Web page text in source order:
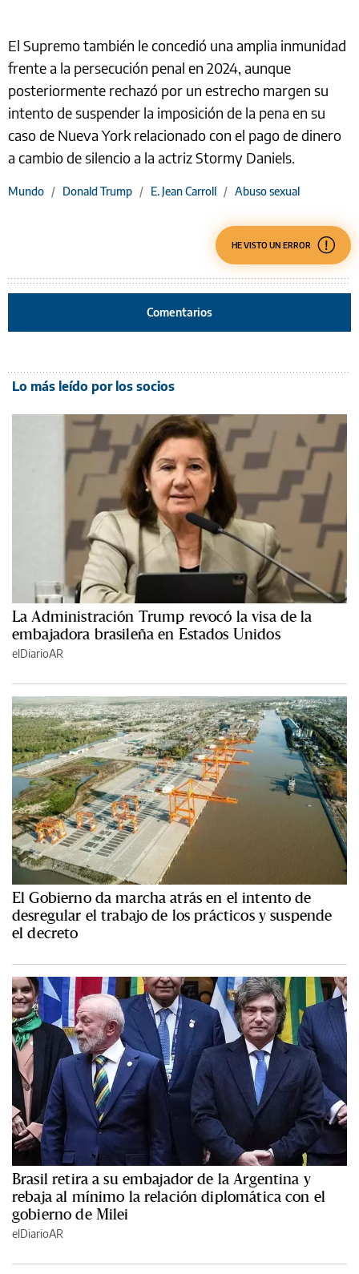
El Supremo también le concedió una amplia inmunidad
frente a la persecución penal en 2024, aunque
posteriormente rechazó por un estrecho margen su
intento de suspender la imposición de la pena en su
caso de Nueva York relacionado con el pago de dinero
a cambio de silencio a la actriz Stormy Daniels.
Mundo / Donald Trump / E. Jean Carroll / Abuso sexual
HE VISTO UN ERROR
Comentarios
Lo más leído por los socios
La Administración Trump revocó la visa de la
embajadora brasileña en Estados Unidos
elDiarioAR
El Gobierno da marcha atrás en el intento de
desregular el trabajo de los prácticos y suspende
el decreto
Brasil retira a su embajador de la Argentina y
rebaja al mínimo la relación diplomática con el
gobierno de Milei
elDiarioAR